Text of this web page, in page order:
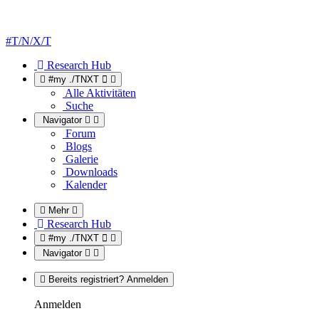
#T/N/X/T
Research Hub
#my ./TNXT
Alle Aktivitäten
Suche
Navigator
Forum
Blogs
Galerie
Downloads
Kalender
Mehr
Research Hub
#my ./TNXT
Navigator
Bereits registriert? Anmelden
Anmelden